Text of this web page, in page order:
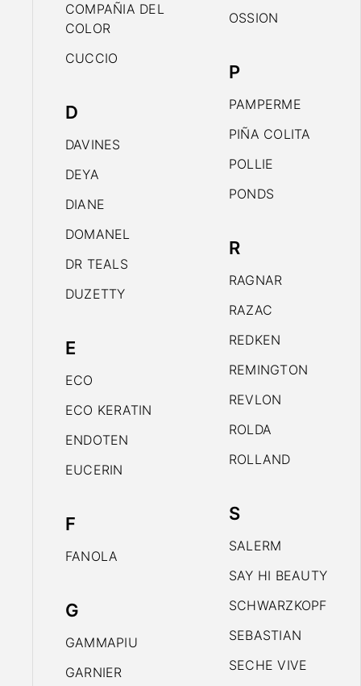
COMPAÑIA DEL
COLOR
CUCCIO
D
DAVINES
DEYA
DIANE
DOMANEL
DR TEALS
DUZETTY
E
ECO
ECO KERATIN
ENDOTEN
EUCERIN
F
FANOLA
G
GAMMAPIU
GARNIER
OSSION
P
PAMPERME
PIÑA COLITA
POLLIE
PONDS
R
RAGNAR
RAZAC
REDKEN
REMINGTON
REVLON
ROLDA
ROLLAND
S
SALERM
SAY HI BEAUTY
SCHWARZKOPF
SEBASTIAN
SECHE VIVE